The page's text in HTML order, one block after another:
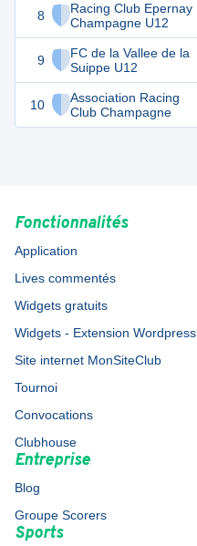
8
Racing Club Epernay
Champagne U12
9
FC de la Vallee de la
Suippe U12
10
Association Racing
Club Champagne
10
4
1
Fonctionnalités
Application
Lives commentés
Widgets gratuits
Widgets - Extension Wordpress
Site internet MonSiteClub
Tournoi
Convocations
Clubhouse
Entreprise
Blog
Groupe Scorers
Sports